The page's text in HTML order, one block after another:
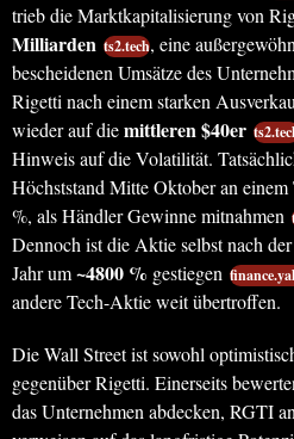
trieb die Marktkapitalisierung von
Milliarden ts2.tech, eine
bescheidenen Umsätze des
Rigetti nach einem starken
wieder auf diemittleren $40er
Hinweis auf die Volatilität.
Höchststand Mitte Oktober an
%, als Händler Gewinne mitnahmen
Dennoch ist die Aktie selbst nach
Jahr um~4800 % gestiegen
andere Tech-Aktie weit übertroffen.
Die Wall Street ist sowohl
gegenüber Rigetti. Einerseits
das Unternehmen abdecken, RGTI